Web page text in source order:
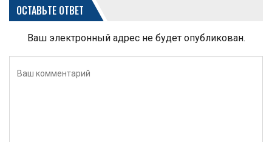
ОСТАВЬТЕ ОТВЕТ
Ваш электронный адрес не будет опубликован.